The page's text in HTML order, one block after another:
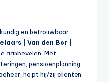
en betrouwbaar
| Van den Bor |
aanbevelen. Met
pensioenplanning,
helpt hij/zij cliënten